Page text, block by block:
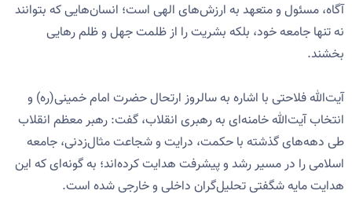
آگاه، مسئول و متعهد به ارزش‌های الهی است؛ انسان‌هایی که بتوانند
نه تنها جامعه خود، بلکه بشریت را از ظلمت جهل و ظلم رهایی
بخشند.
آیت‌الله فلاحتی با اشاره به سالروز ارتحال حضرت امام خمینی(ره) و
انتخاب آیت‌الله خامنه‌ای به رهبری انقلاب، گفت: رهبر معظم انقلاب
طی دهه‌های گذشته با حکمت، درایت و شجاعت مثال‌زدنی، جامعه
اسلامی را در مسیر رشد و پیشرفت هدایت کرده‌اند؛ به گونه‌ای که این
هدایت مایه شگفتی تحلیل‌گران داخلی و خارجی شده است.